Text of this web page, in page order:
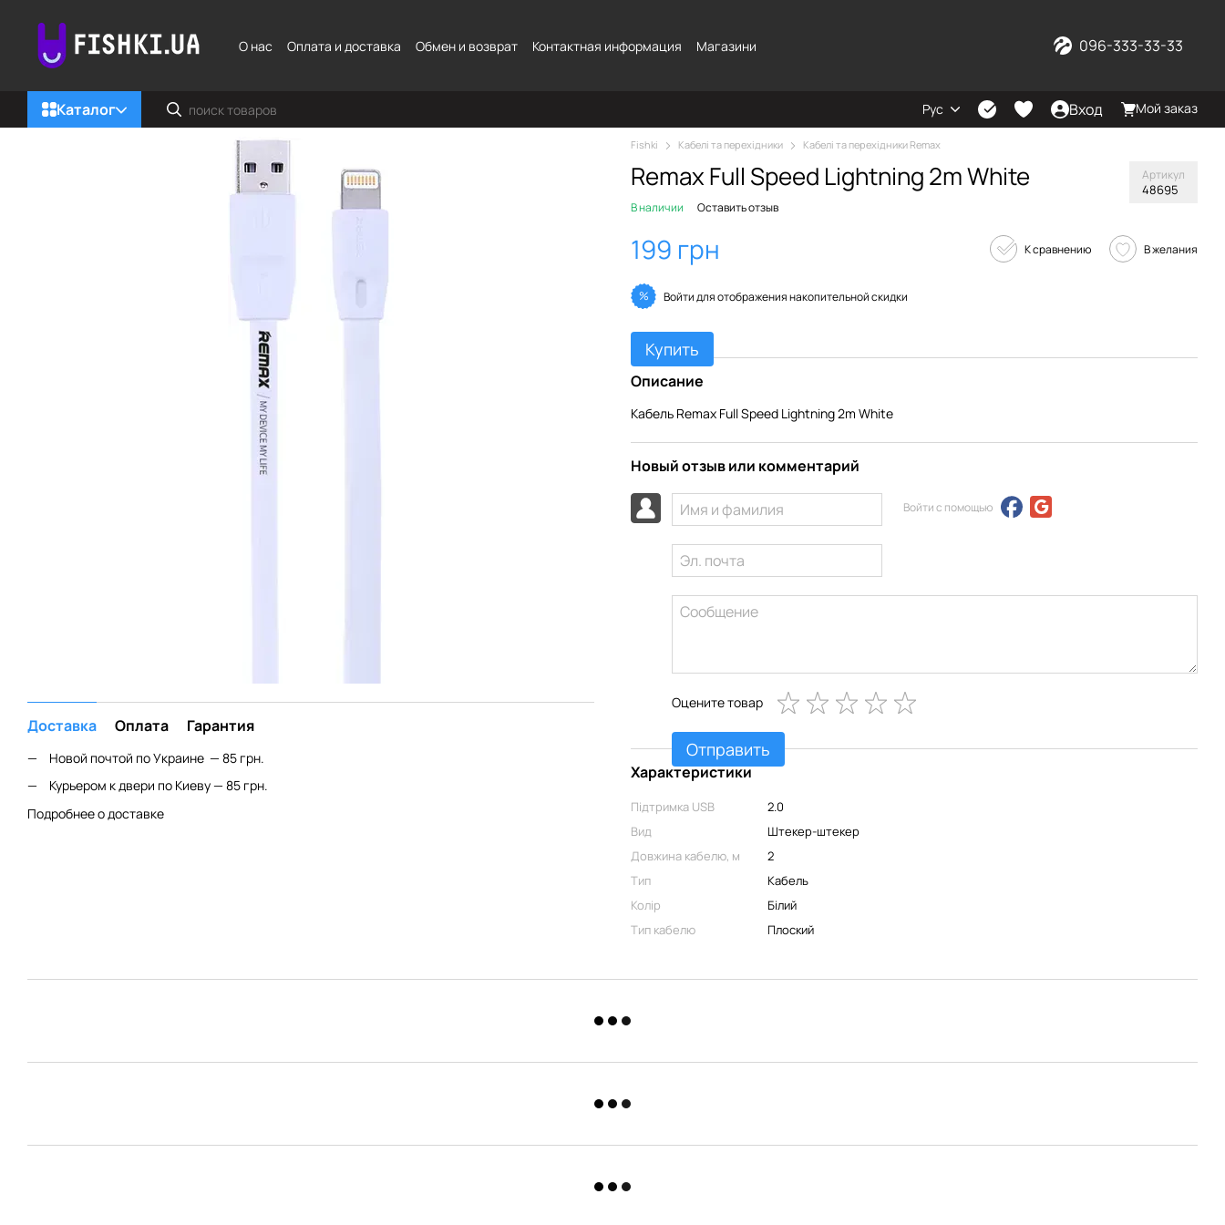
О нас
Оплата и доставка Обмен и возврат Контактная информация Магазини 096-333-33-33
Каталог Рус Вход Мой заказ
Доставка Оплата Гарантия
Новой почтой по Украине — 85 грн.
Курьером к двери по Киеву — 85 грн.
Подробнее о доставке
Fishki Кабелі та перехідники Кабелі та перехідники Remax
Remax Full Speed Lightning 2m White Артикул
48695
В наличии Оставить отзыв
199 грн К сравнению В желания
% Войтидля отображения накопительной скидки
Купить
Описание
Кабель Remax Full Speed Lightning 2m White
Новый отзыв или комментарий
Войти с помощью
Оцените товар
Отправить
Характеристики
Підтримка USB
2.0
Вид
Штекер-штекер
Довжина кабелю, м
2
Тип
Кабель
Колір
Білий
Тип кабелю
Плоский